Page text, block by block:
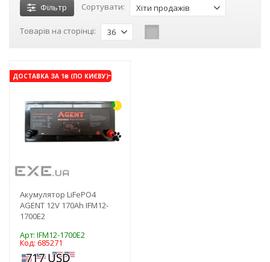
Фільтр Сортувати: Хіти продажів
Товарів на сторінці: 36
ДОСТАВКА ЗА 1₴ (ПО КИЄВУ)-4%
Акумулятор LiFePO4
AGENT 12V 170Ah IFM12-
1700E2
Арт: IFM12-1700E2
Код: 685271